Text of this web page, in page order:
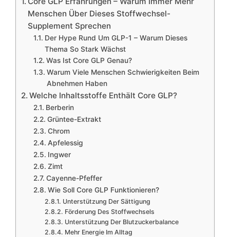
Menschen Über Dieses Stoffwechsel-
Supplement Sprechen
Der Hype Rund Um GLP-1 – Warum Dieses
Thema So Stark Wächst
Was Ist Core GLP Genau?
Warum Viele Menschen Schwierigkeiten Beim
Abnehmen Haben
Welche Inhaltsstoffe Enthält Core GLP?
Berberin
Grüntee-Extrakt
Chrom
Apfelessig
Ingwer
Zimt
Cayenne-Pfeffer
Wie Soll Core GLP Funktionieren?
Unterstützung Der Sättigung
Förderung Des Stoffwechsels
Unterstützung Der Blutzuckerbalance
Mehr Energie Im Alltag